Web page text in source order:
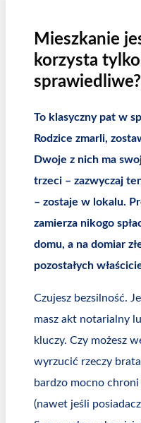
Mieszkanie
korzysta
sprawiedliwe?
To klasyczny pat w
Rodzice zmarli,
Dwoje z nich ma
trzeci – zazwyczaj
– zostaje w lokalu.
zamierza nikogo
domu, a na domiar
pozostałych
Czujesz bezsilność.
masz akt notarialny
kluczy. Czy możesz
wyrzucić rzeczy
bardzo mocno
(nawet jeśli